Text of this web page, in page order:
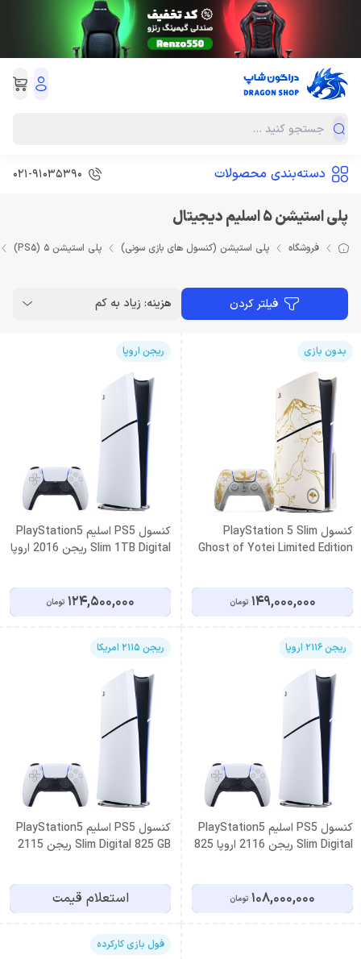
دسته‌بندی محصولات 021-91035390
پلی استیشن 5 اسلیم دیجیتال
فروشگاه پلی استیشن (کنسول های بازی سونی) پلی استیشن 5 (PS5)
فیلتر کردن هزینه: زیاد به کم
بدون بازی
کنسول PlayStation 5 Slim
Ghost of Yotei Limited Edition
149,000,000 تومان
ریجن اروپا
کنسول PS5 اسلیم PlayStation5
Slim 1TB Digital ریجن 2016 اروپا
124,500,000 تومان
ریجن 2116 اروپا
کنسول PS5 اسلیم PlayStation5
Slim Digital ریجن 2116 اروپا 825
108,000,000 تومان
ریجن 2115 امریکا
کنسول PS5 اسلیم PlayStation5
Slim Digital 825 GB ریجن 2115
استعلام قیمت
فول بازی کارکرده